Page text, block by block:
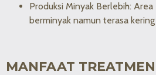
Produksi Minyak Berlebih:
berminyak namun terasa
MANFAAT